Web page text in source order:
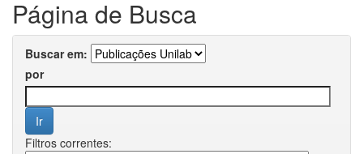
Página de Busca
Buscar em:
por
Filtros correntes: